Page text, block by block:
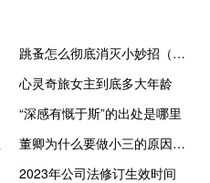
跳蚤怎么彻底消灭小妙招（跳蚤怎么彻底消灭）
心灵奇旅女主到底多大年龄
“深感有慨于斯”的出处是哪里
董卿为什么要做小三的原因（董卿为什么要做小三）
2023年公司法修订生效时间